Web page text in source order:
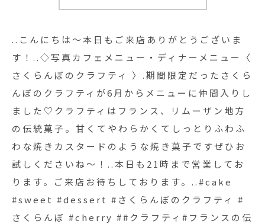
ます。ご来店お待ちしております。..#cake
#sweet #dessert #さくらんぼのクラフティ #さく
らんぼ #cherry ##クラフティ#フランスの伝統菓
ェ巡り#haus_matsue#hausmatsue #松江カフェ
#島根カフェ#松江 #島根 #山陰
..こんにちは〜︎本日もご来店ありがとうございま
す！..◇写真カフェメニュー・ディナーメニュー〈
さくらんぼのクラフティ 〉.期間限定だったさくら
んぼのクラフティが6月からメニューに仲間入りし
ました♡クラフティはフランス、リムーザン地方
の伝統菓子。甘くてやわらかくてしっとりふわふ
わな焼きカスタードのような焼き菓子です︎ぜひお
試しくださいね〜！..本日も21時まで営業してお
ります。ご来店お待ちしております。..#cake
#sweet #dessert #さくらんぼのクラフティ #
さくらんぼ #cherry ##クラフティ#フランスの伝